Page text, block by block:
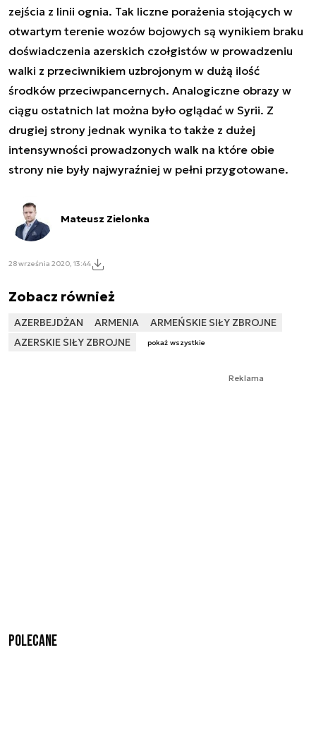
zejścia z linii ognia. Tak liczne porażenia stojących w
otwartym terenie wozów bojowych są wynikiem braku
doświadczenia azerskich czołgistów w prowadzeniu
walki z przeciwnikiem uzbrojonym w dużą ilość
środków przeciwpancernych. Analogiczne obrazy w
ciągu ostatnich lat można było oglądać w Syrii. Z
drugiej strony jednak wynika to także z dużej
intensywności prowadzonych walk na które obie
strony nie były najwyraźniej w pełni przygotowane.
Mateusz Zielonka
28 września 2020, 13:44
Zobacz również
AZERBEJDŻAN ARMENIA
ARMEŃSKIE SIŁY ZBROJNE
AZERSKIE SIŁY ZBROJNE
pokaż wszystkie
Reklama
Polecane